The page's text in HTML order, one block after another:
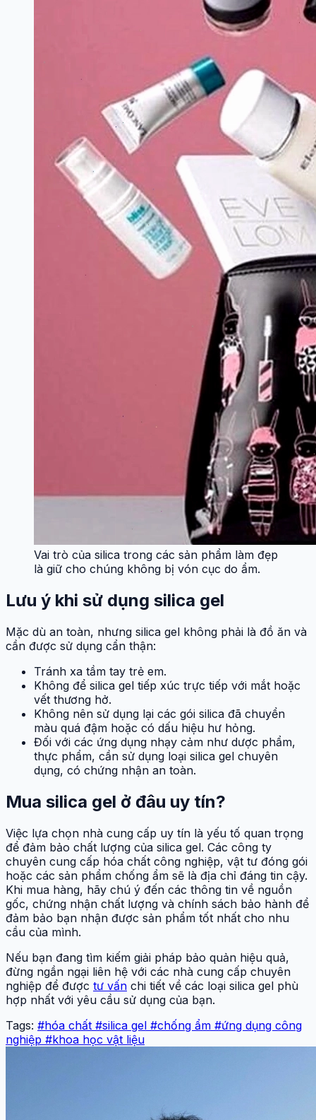
Vai trò của silica trong các sản phẩm làm đẹp
là giữ cho chúng không bị vón cục do ẩm.
Lưu ý khi sử dụng silica gel
Mặc dù an toàn, nhưng silica gel không phải là đồ ăn và
cần được sử dụng cẩn thận:
Tránh xa tầm tay trẻ em.
Không để silica gel tiếp xúc trực tiếp với mắt hoặc
vết thương hở.
Không nên sử dụng lại các gói silica đã chuyển
màu quá đậm hoặc có dấu hiệu hư hỏng.
Đối với các ứng dụng nhạy cảm như dược phẩm,
thực phẩm, cần sử dụng loại silica gel chuyên
dụng, có chứng nhận an toàn.
Mua silica gel ở đâu uy tín?
Việc lựa chọn nhà cung cấp uy tín là yếu tố quan trọng
để đảm bảo chất lượng của silica gel. Các công ty
chuyên cung cấp hóa chất công nghiệp, vật tư đóng gói
hoặc các sản phẩm chống ẩm sẽ là địa chỉ đáng tin cậy.
Khi mua hàng, hãy chú ý đến các thông tin về nguồn
gốc, chứng nhận chất lượng và chính sách bảo hành để
đảm bảo bạn nhận được sản phẩm tốt nhất cho nhu
cầu của mình.
Nếu bạn đang tìm kiếm giải pháp bảo quản hiệu quả,
đừng ngần ngại liên hệ với các nhà cung cấp chuyên
nghiệp để được tư vấn chi tiết về các loại silica gel phù
hợp nhất với yêu cầu sử dụng của bạn.
Tags: #hóa chất #silica gel #chống ẩm #ứng dụng công
nghiệp #khoa học vật liệu